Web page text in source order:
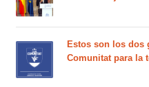
Estos son los dos
Comunitat para la